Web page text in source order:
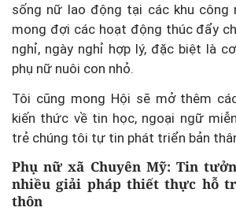
sống nữ lao động tại các khu công
mong đợi các hoạt động thúc đẩy
nghỉ, ngày nghỉ hợp lý, đặc biệt là
phụ nữ nuôi con nhỏ.
Tôi cũng mong Hội sẽ mở thêm
kiến thức về tin học, ngoại ngữ
trẻ chúng tôi tự tin phát triển bản
Phụ nữ xã Chuyên Mỹ: Tin
nhiều giải pháp thiết thực hỗ
thôn